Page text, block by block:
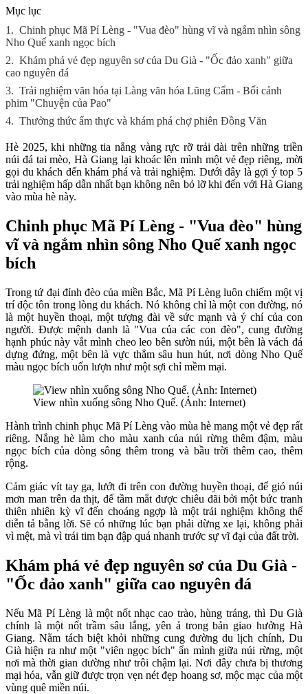
Mục lục
1. Chinh phục Mã Pí Lèng - "Vua đèo" hùng vĩ và ngắm nhìn sông
Nho Quế xanh ngọc bích
2. Khám phá vẻ đẹp nguyên sơ của Du Già - "Ốc đảo xanh" giữa
cao nguyên đá
3. Trải nghiệm văn hóa tại Làng văn hóa Lũng Cẩm - Bối cảnh
phim "Chuyện của Pao"
4. Thưởng thức ẩm thực và khám phá chợ phiên Đồng Văn
Hè 2025, khi những tia nắng vàng rực rỡ trải dài trên những triền
núi đá tai mèo, Hà Giang lại khoác lên mình một vẻ đẹp riêng, mời
gọi du khách đến khám phá và trải nghiệm. Dưới đây là gợi ý top 5
trải nghiệm hấp dẫn nhất bạn không nên bỏ lỡ khi đến với Hà Giang
vào mùa hè này.
Chinh phục Mã Pí Lèng - "Vua đèo" hùng
vĩ và ngắm nhìn sông Nho Quế xanh ngọc
bích
Trong tứ đại đỉnh đèo của miền Bắc, Mã Pí Lèng luôn chiếm một vị
trí độc tôn trong lòng du khách. Nó không chỉ là một con đường, nó
là một huyền thoại, một tượng đài về sức mạnh và ý chí của con
người. Được mệnh danh là "Vua của các con đèo", cung đường
hạnh phúc này vắt mình cheo leo bên sườn núi, một bên là vách đá
dựng đứng, một bên là vực thẳm sâu hun hút, nơi dòng Nho Quế
màu ngọc bích uốn lượn như một sợi chỉ mềm mại.
View nhìn xuống sông Nho Quế. (Ảnh: Internet)
Hành trình chinh phục Mã Pí Lèng vào mùa hè mang một vẻ đẹp rất
riêng. Nắng hè làm cho màu xanh của núi rừng thêm đậm, màu
ngọc bích của dòng sông thêm trong và bầu trời thêm cao, thêm
rộng.
Cảm giác vít tay ga, lướt đi trên con đường huyền thoại, để gió núi
mơn man trên da thịt, để tầm mắt được chiêu đãi bởi một bức tranh
thiên nhiên kỳ vĩ đến choáng ngợp là một trải nghiệm không thể
diễn tả bằng lời. Sẽ có những lúc bạn phải dừng xe lại, không phải
vì mệt, mà vì trái tim bạn đập quá nhanh trước sự vĩ đại của đất trời.
Khám phá vẻ đẹp nguyên sơ của Du Già -
"Ốc đảo xanh" giữa cao nguyên đá
Nếu Mã Pí Lèng là một nốt nhạc cao trào, hùng tráng, thì Du Già
chính là một nốt trầm sâu lắng, yên ả trong bản giao hưởng Hà
Giang. Nằm tách biệt khỏi những cung đường du lịch chính, Du
Già hiện ra như một "viên ngọc bích" ẩn mình giữa núi rừng, một
nơi mà thời gian dường như trôi chậm lại. Nơi đây chưa bị thương
mại hóa, vẫn giữ được trọn vẹn nét đẹp hoang sơ, mộc mạc của một
vùng quê miền núi.